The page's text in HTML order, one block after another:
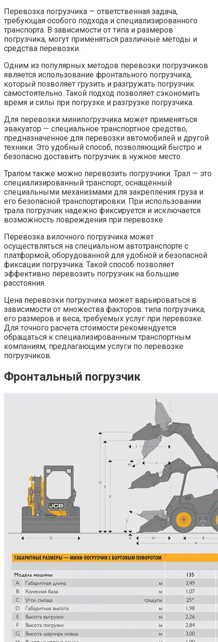
Перевозка погрузчика — ответственная задача,
требующая особого подхода и специализированного
транспорта. В зависимости от типа и размеров
погрузчика, могут применяться различные методы и
средства перевозки.
Одним из популярных методов перевозки погрузчиков
является использование фронтального погрузчика,
который позволяет грузить и разгружать погрузчик
самостоятельно. Такой подход позволяет сэкономить
время и силы при погрузке и разгрузке погрузчика.
Для перевозки минипогрузчика может применяться
эвакуатор — специальное транспортное средство,
предназначенное для перевозки автомобилей и другой
техники. Это удобный способ, позволяющий быстро и
безопасно доставить погрузчик в нужное место.
Тралом также можно перевозить погрузчики. Трал — это
специализированный транспорт, оснащенный
специальными механизмами для закрепления груза и
его безопасной транспортировки. При использовании
трала погрузчик надежно фиксируется и исключается
возможность повреждения при перевозке.
Перевозка вилочного погрузчика может
осуществляться на специальном автотранспорте с
платформой, оборудованной для удобной и безопасной
фиксации погрузчика. Такой способ позволяет
эффективно перевозить погрузчик на большие
расстояния.
Цена перевозки погрузчика может варьироваться в
зависимости от множества факторов: типа погрузчика,
его размеров и веса, требуемых услуг при перевозке.
Для точного расчета стоимости рекомендуется
обращаться к специализированным транспортным
компаниям, предлагающим услуги по перевозке
погрузчиков.
Фронтальный погрузчик